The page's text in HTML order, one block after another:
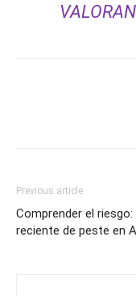
Previous article
Comprender el
reciente de peste en